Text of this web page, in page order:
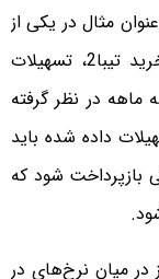
مثال در یکی از
طرح‌های فروش خودروسازان داخلی، برای خرید تیبا‌2، تسهیلات
در قالب 4 قسط سه ماهه در نظر گرفته
تومان تسهیلات داده شده باید
و 340 هزارتومانی بازپرداخت شود که
معادل 22 درصد نیز در میان نرخ‌های در